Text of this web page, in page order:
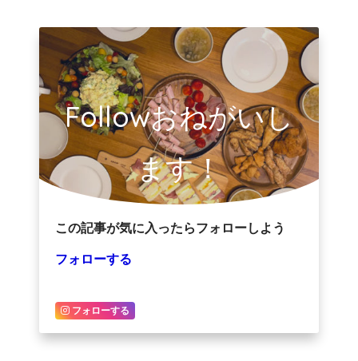
Followおねがいし
ます！
この記事が気に入ったらフォローしよう
フォローする
フォローする